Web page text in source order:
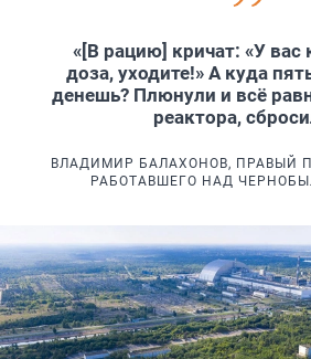
«[В рацию] кричат: «У вас
доза, уходите!» А куда
денешь? Плюнули и всё
реактора,
ВЛАДИМИР БАЛАХОНОВ, ПРАВЫЙ
РАБОТАВШЕГО НАД